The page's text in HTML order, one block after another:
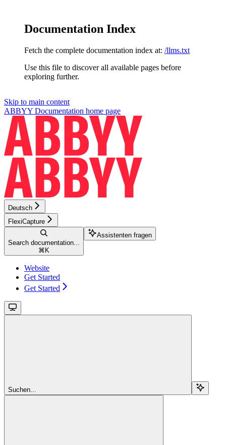
Documentation Index
Fetch the complete documentation index at: /llms.txt
Use this file to discover all available pages before
exploring further.
Skip to main content
ABBYY Documentation home page
Deutsch
FlexiCapture
Search documentation...
⌘ K
Assistenten fragen
Website
Get Started
Get Started
Suchen...